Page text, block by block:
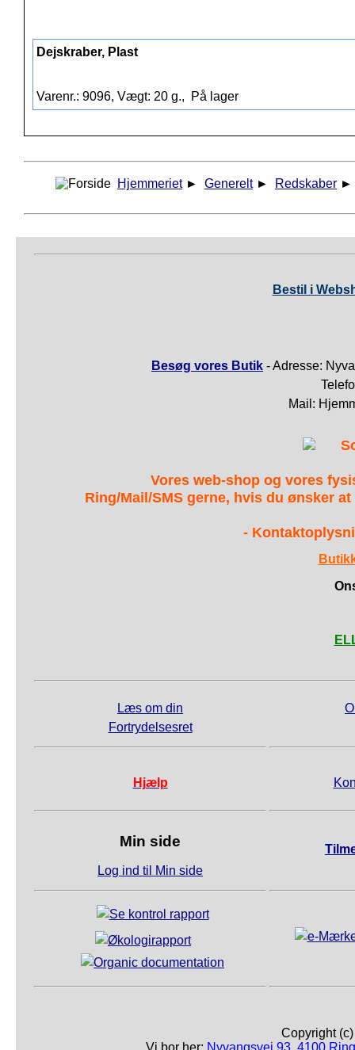
Dejskraber, Plast
Varenr.: 9096, Vægt: 20 g., På lager
Hjemmeriet ► Generelt ► Redskaber ►
Bestil i
Besøg vores Butik - Adresse:
Mail:
Vores web-shop og vores
Ring/Mail/SMS gerne, hvis du ønsker
-
Læs om din
Fortrydelsesret
Hjælp
Min side
Log ind til Min side
Copyright